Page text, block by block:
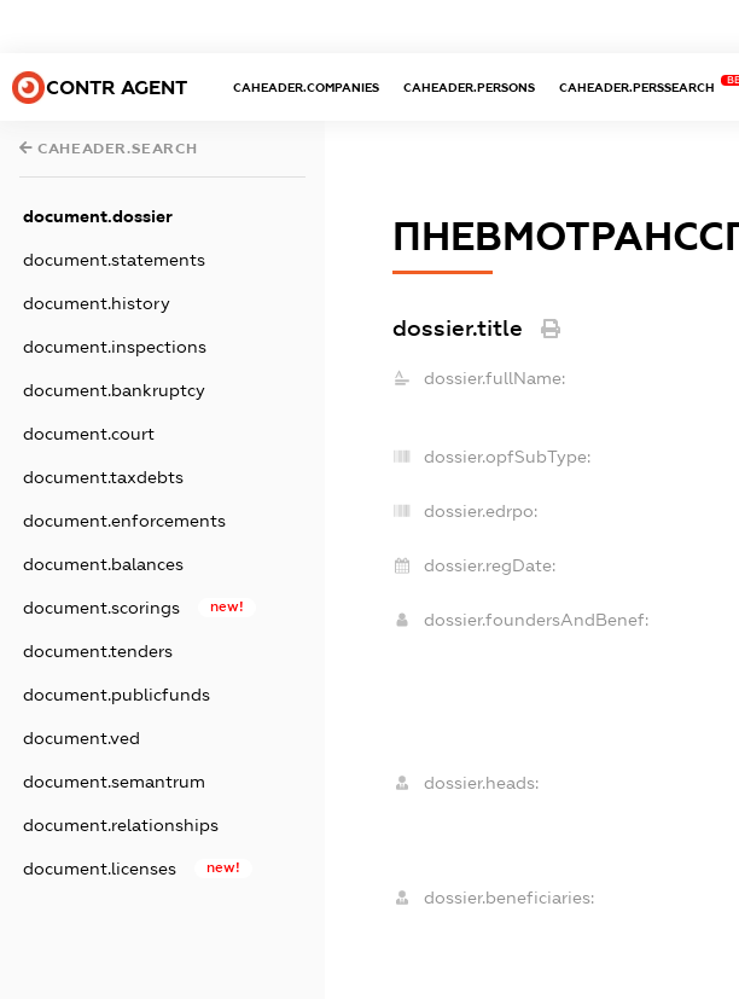
CONTR AGENT CAHEADER.COMPANIES CAHEADER.PERSONS CAHEADER.PERSSEARCH
CAHEADER.SEARCH
document.dossier
document.statements
document.history
document.inspections
document.bankruptcy
document.court
document.taxdebts
document.enforcements
document.balances
document.scorings new!
document.tenders
document.publicfunds
document.ved
document.semantrum
document.relationships
document.licenses new!
dossier.title
dossier.fullName:
dossier.opfSubType:
dossier.edrpo:
dossier.regDate:
dossier.foundersAndBenef:
dossier.heads:
dossier.beneficiaries: